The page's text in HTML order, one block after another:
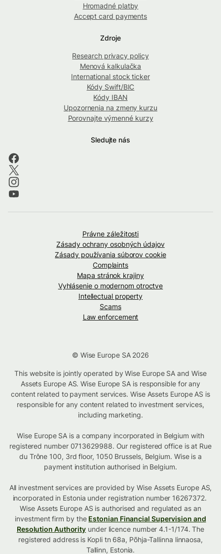
Hromadné platby
Accept card payments
Zdroje
Research privacy policy
Menová kalkulačka
International stock ticker
Kódy Swift/BIC
Kódy IBAN
Upozornenia na zmeny kurzu
Porovnajte výmenné kurzy
Sledujte nás
Právne záležitosti
Zásady ochrany osobných údajov
Zásady používania súborov cookie
Complaints
Mapa stránok krajiny
Vyhlásenie o modernom otroctve
Intellectual property
Scams
Law enforcement
© Wise Europe SA 2026
This website is jointly operated by Wise Europe SA and Wise
Assets Europe AS. Wise Europe SA is responsible for any
content related to payment services. Wise Assets Europe AS is
responsible for any content related to investment services,
including marketing.
Wise Europe SA is a company incorporated in Belgium with
registered number 0713629988. Our registered office is at Rue
du Trône 100, 3rd floor, 1050 Brussels, Belgium. Wise is a
payment institution authorised in Belgium.
All investment services are provided by Wise Assets Europe AS,
incorporated in Estonia under registration number 16267372.
Wise Assets Europe AS is authorised and regulated as an
investment firm by the Estonian Financial Supervision and
Resolution Authority under licence number 4.1-1/174. The
registered address is Kopli tn 68a, Põhja-Tallinna linnaosa,
Tallinn, Estonia.